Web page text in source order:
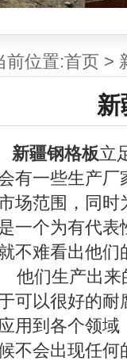
前位置:首页 >
新
新疆钢格板立
有一些生产厂
场范围，同时
一个为有代表
不难看出他们
他们生产出来
可以很好的耐
用到各个领域
不会出现任何